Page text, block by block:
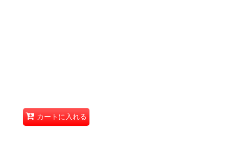
カートに入れる